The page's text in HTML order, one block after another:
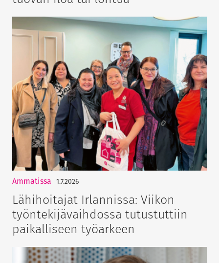
Ammatissa 1.7.2026
Lähihoitajat Irlannissa: Viikon
työntekijävaihdossa tutustuttiin
paikalliseen työarkeen